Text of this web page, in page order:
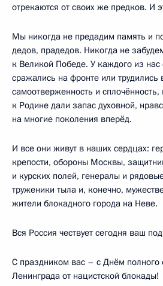
отрекаются от своих же предков. И
Мы никогда не предадим память и
дедов, прадедов. Никогда не
к Великой Победе. У каждого из
сражались на фронте или трудились
самоотверженность и
к Родине дали запас духовной,
на многие поколения вперёд.
И все они живут в наших сердцах:
крепости, обороны Москвы,
и курских полей, генералы и
труженики тыла и, конечно,
жители блокадного города на Неве.
Вся Россия чествует сегодня ваш
С праздником вас – с Днём полного
Ленинграда от нацистской блокады!